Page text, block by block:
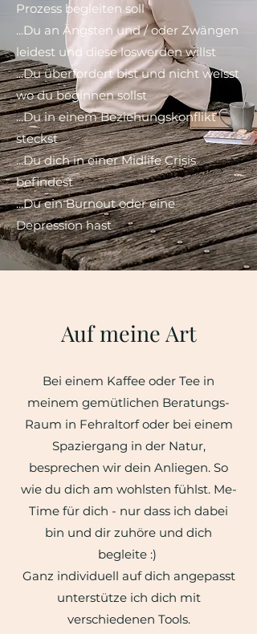
Prozess begleiten soll
...Du an Ängsten und / oder Zwängen
leidest und diese loswerden willst
...Du überfordert bist und nicht weisst
wo du beginnen sollst
...Du in einem Beziehungskonflikt
steckst
...Du dich in einer Midlife Crisis
befindest
...Du ein Burnout oder eine
Depression hast
Auf meine Art
Bei einem Kaffee oder Tee in
meinem gemütlichen Beratungs-
Raum in Fehraltorf oder bei einem
Spaziergang in der Natur,
besprechen wir dein Anliegen. So
wie du dich am wohlsten fühlst. Me-
Time für dich - nur dass ich dabei
bin und dir zuhöre und dich
begleite :)
Ganz individuell auf dich angepasst
unterstütze ich dich mit
verschiedenen Tools.